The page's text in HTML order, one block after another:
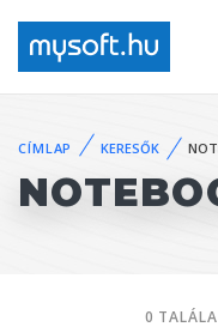
CÍMLAP KERESŐK
0